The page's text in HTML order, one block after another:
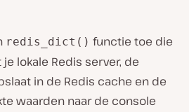
redis_dict() functie toe die
lokale Redis server, de
in de Redis cache en de
waarden naar de console